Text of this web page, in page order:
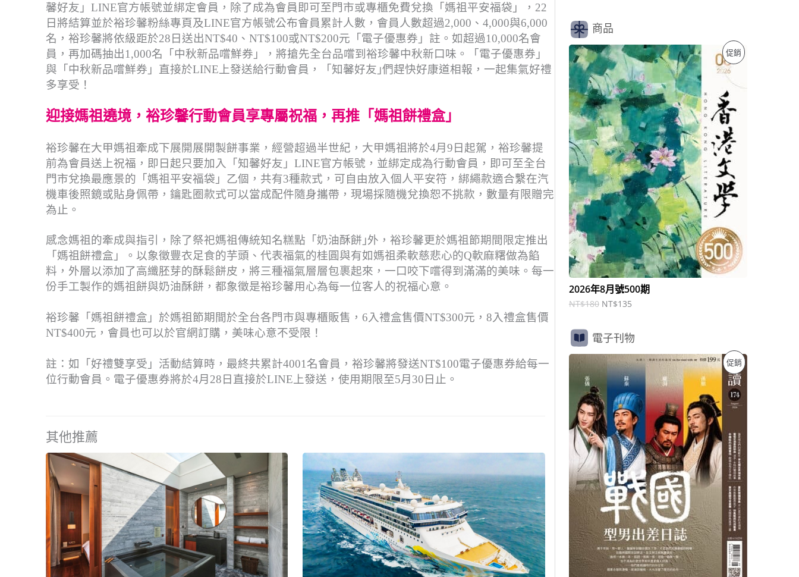
馨好友」LINE官方帳號並綁定會員，除了成為會員即可至門市或專櫃免費兌換「媽祖平安福袋」，22
日將結算並於裕珍馨粉絲專頁及LINE官方帳號公布會員累計人數，會員人數超過2,000、4,000與6,000
名，裕珍馨將依級距於28日送出NT$40、NT$100或NT$200元「電子優惠券」註。如超過10,000名會
員，再加碼抽出1,000名「中秋新品嚐鮮券」，將搶先全台品嚐到裕珍馨中秋新口味。「電子優惠券」
與「中秋新品嚐鮮券」直接於LINE上發送給行動會員，「知馨好友｣們趕快好康道相報，一起集氣好禮
多享受！
迎接媽祖遶境，裕珍馨行動會員享專屬祝福，再推「媽祖餅禮盒」
裕珍馨在大甲媽祖牽成下展開展開製餅事業，經營超過半世紀，大甲媽祖將於4月9日起駕，裕珍馨提
前為會員送上祝福，即日起只要加入「知馨好友」LINE官方帳號，並綁定成為行動會員，即可至全台
門市兌換最應景的「媽祖平安福袋」乙個，共有3種款式，可自由放入個人平安符，綁繩款適合繫在汽
機車後照鏡或貼身佩帶，鑰匙圈款式可以當成配件隨身攜帶，現場採隨機兌換恕不挑款，數量有限贈完
為止。
感念媽祖的牽成與指引，除了祭祀媽祖傳統知名糕點「奶油酥餅｣外，裕珍馨更於媽祖節期間限定推出
「媽祖餅禮盒」。以象徵豐衣足食的芋頭、代表福氣的桂圓與有如媽祖柔軟慈悲心的Q軟麻糬做為餡
料，外層以添加了高纖胚芽的酥鬆餅皮，將三種福氣層層包裹起來，一口咬下嚐得到滿滿的美味。每一
份手工製作的媽祖餅與奶油酥餅，都象徵是裕珍馨用心為每一位客人的祝福心意。
裕珍馨「媽祖餅禮盒」於媽祖節期間於全台各門市與專櫃販售，6入禮盒售價NT$300元，8入禮盒售價
NT$400元，會員也可以於官網訂購，美味心意不受限！
註：如「好禮雙享受」活動結算時，最終共累計4001名會員，裕珍馨將發送NT$100電子優惠券給每一
位行動會員。電子優惠券將於4月28日直接於LINE上發送，使用期限至5月30日止。
其他推薦
商品
促銷特
2026年8月號500期
NT$180
原
始
價
格
：
N
T
$
8
0
。
NT$135
前
價
格
：
N
T
1
3
5
。
電子刊物
促銷 特
商
原
始
價
格
：
N
T
$
1
9
9
。
目
前
價
格
：
N
T
$
1
3
9
。